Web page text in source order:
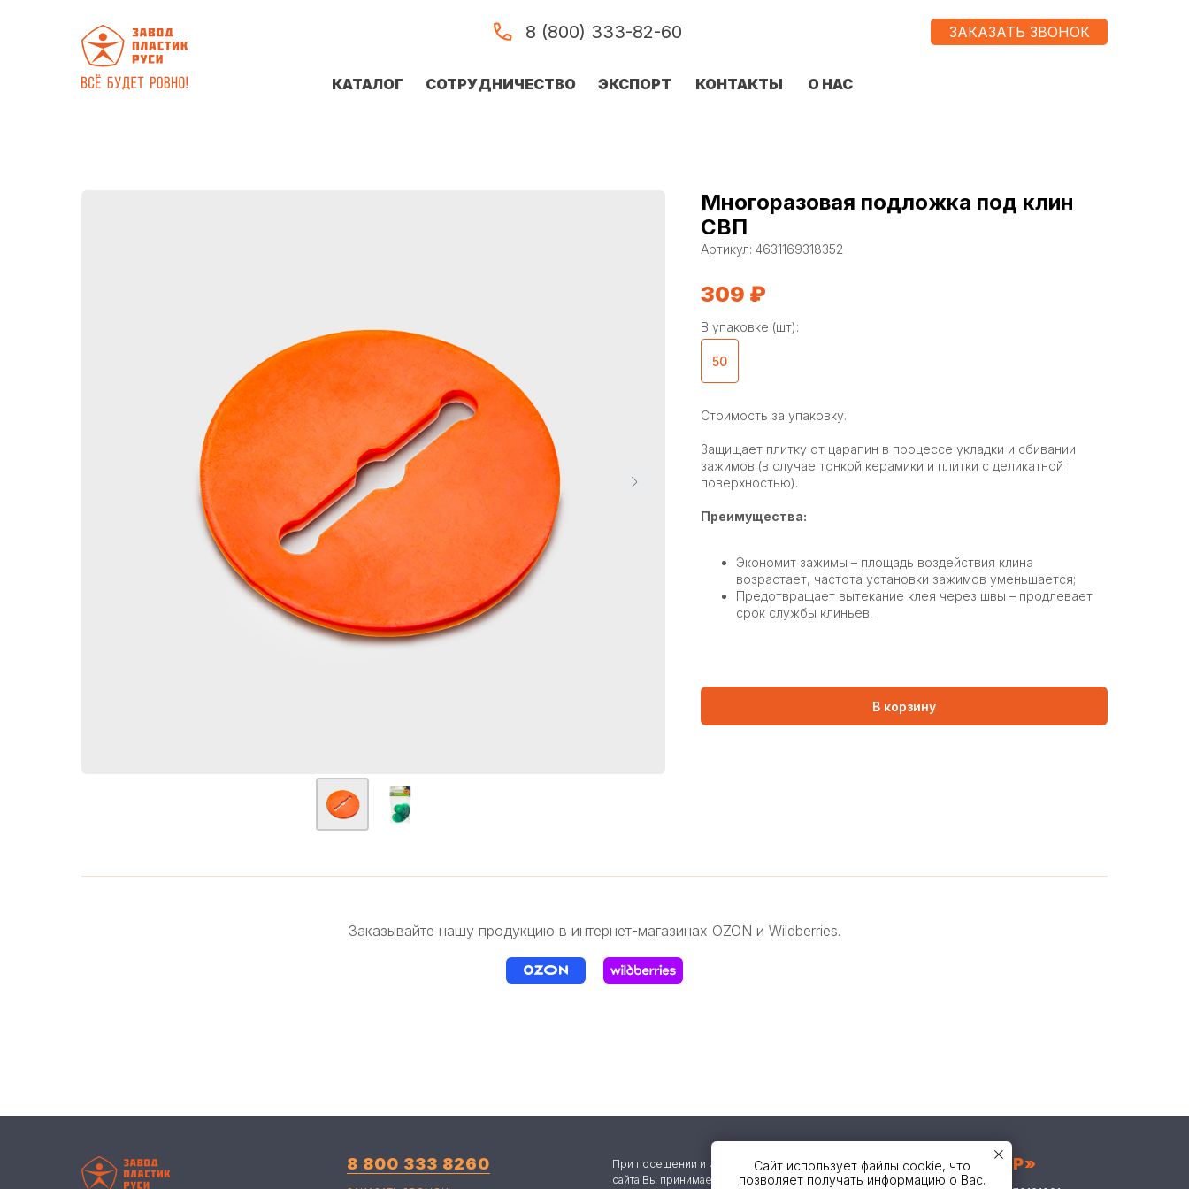
О НАС
КОНТАКТЫ
ЭКСПОРТ
СОТРУДНИЧЕСТВО
КАТАЛОГ
ЗАКАЗАТЬ ЗВОНОК
8 (800) 333-82-60
Многоразовая подложка под клин
СВП
Артикул: 4631169318352
309 ₽
В упаковке (шт):
50
Стоимость за упаковку.
Защищает плитку от царапин в процессе укладки и сбивании
зажимов (в случае тонкой керамики и плитки с деликатной
поверхностью).
Преимущества:
Экономит зажимы – площадь воздействия клина
возрастает, частота установки зажимов уменьшается;
Предотвращает вытекание клея через швы – продлевает
срок службы клиньев.
В корзину
Заказывайте нашу продукцию в интернет-магазинах OZON и Wildberries.
8 800 333 8260
При посещении и использовании нашего
сайта Вы принимаете условия «Политики в
ООО «ПОЛИМЕР»
Сайт использует файлы cookie, что
позволяет получать информацию о Вас.